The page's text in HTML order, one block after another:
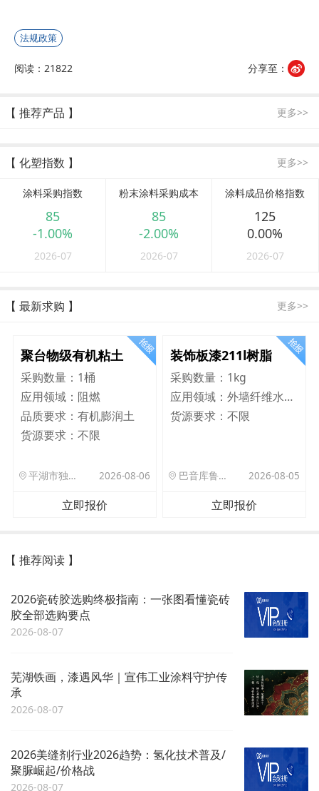
法规政策
阅读：21822 分享至：
【 推荐产品 】 更多>>
【 化塑指数 】 更多>>
涂料采购指数
85
-1.00%
2026-07
粉末涂料采购成本
85
-2.00%
2026-07
涂料成品价格指数
125
0.00%
2026-07
【 最新求购 】 更多>>
聚台物级有机粘土
采购数量： 1桶
应用领域： 阻燃
品质要求： 有机膨润土
货源要求： 不限
平湖市独山港镇集港路 589 号 2026-08-06
立即报价
装饰板漆211l树脂
采购数量： 1kg
应用领域：
外墙纤维水泥板
货源要求：不限
巴音库鲁提镇,托帕口岸六号库房 2026-08-05
立即报价
【 推荐阅读 】
2026瓷砖胶选购终极指南：一张图看懂瓷砖
胶全部选购要点
2026-08-07
芜湖铁画，漆遇风华｜宣伟工业涂料守护传
承
2026-08-07
2026美缝剂行业2026趋势：氢化技术普及/
聚脲崛起/价格战
2026-08-07